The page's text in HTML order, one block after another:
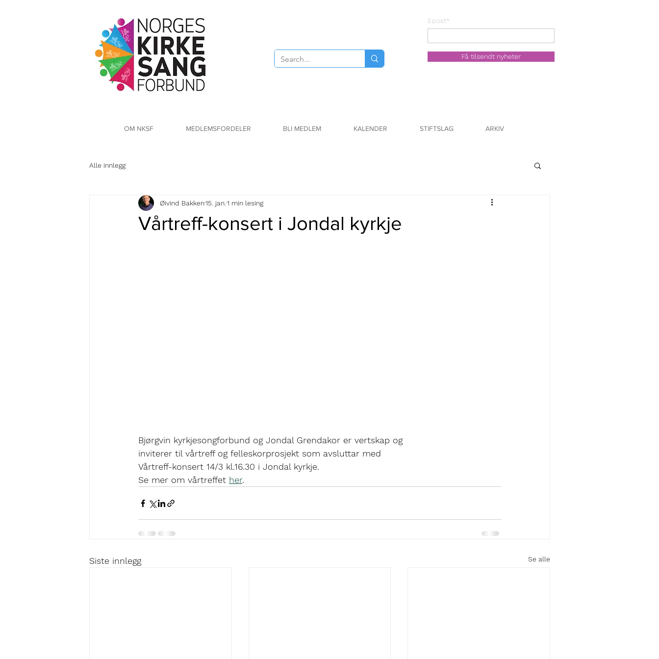
Epost*
Få tilsendt nyheter
OM NKSF MEDLEMSFORDELER BLI MEDLEM KALENDER STIFTSLAG ARKIV
Alle innlegg
Vårtreff-konsert i Jondal kyrkje
Øivind Bakken15. jan.1 min lesing
Bjørgvin kyrkjesongforbund og Jondal Grendakor er vertskap og
inviterer til vårtreff og felleskorprosjekt som avsluttar med
Vårtreff-konsert 14/3 kl.16.30 i Jondal kyrkje.
Se mer om vårtreffet her.
Siste innlegg Se alle